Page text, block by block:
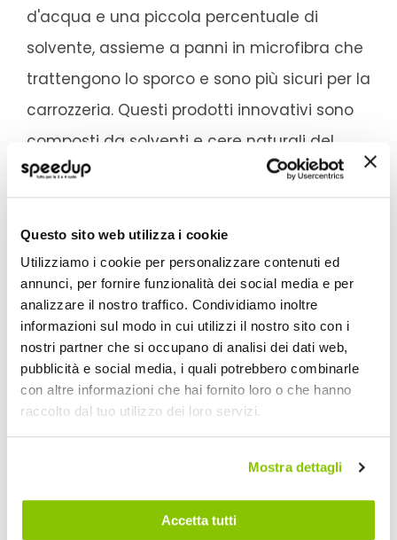
Questo sito web utilizza i cookie
Utilizziamo i cookie per personalizzare contenuti ed
annunci, per fornire funzionalità dei social media e per
analizzare il nostro traffico. Condividiamo inoltre
informazioni sul modo in cui utilizzi il nostro sito con i
nostri partner che si occupano di analisi dei dati web,
pubblicità e social media, i quali potrebbero combinarle
con altre informazioni che hai fornito loro o che hanno
raccolto dal tuo utilizzo dei loro servizi.
Mostra dettagli
Accetta tutti
d'acqua e una piccola percentuale di
solvente, assieme a panni in microfibra che
trattengono lo sporco e sono più sicuri per la
carrozzeria. Questi prodotti innovativi sono
composti da solventi e cere naturali del
tutto ecologici, in modo da non risultare
inquinante, oltre che a preservare l'acqua.
La modalità di utilizzo è semplice.
prodotto solleva lo sporco dalla
carrozzeria, e basterà passare con un
panno in microfibra umido per rimuoverlo
Ovviamente questo tipo di lavaggio ha dei
limiti. Lo sporco non può essere eccessivo,
sporco e causare dei graffi, oppure causare
sporco significa usare più prodotto e in